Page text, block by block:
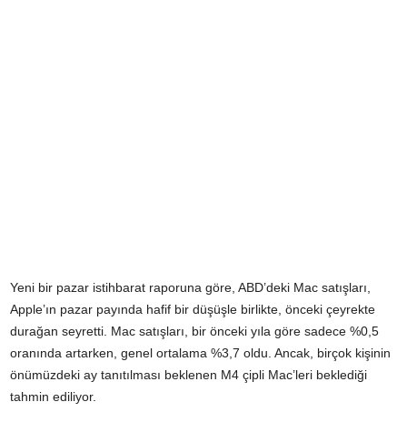
Yeni bir pazar istihbarat raporuna göre, ABD’deki Mac satışları,
Apple’ın pazar payında hafif bir düşüşle birlikte, önceki çeyrekte
durağan seyretti. Mac satışları, bir önceki yıla göre sadece %0,5
oranında artarken, genel ortalama %3,7 oldu. Ancak, birçok kişinin
önümüzdeki ay tanıtılması beklenen M4 çipli Mac’leri beklediği
tahmin ediliyor.